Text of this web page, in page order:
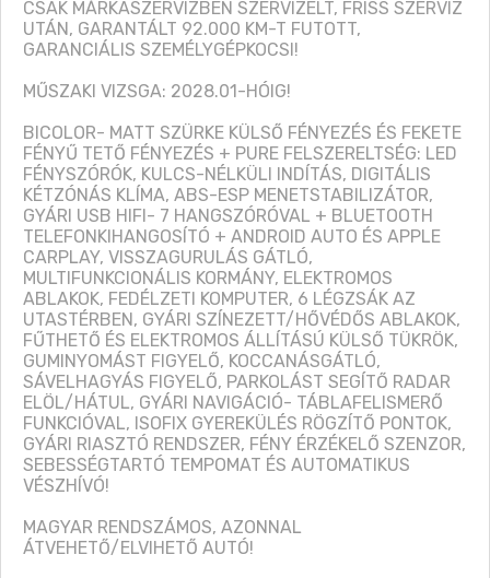
CSAK MÁRKASZERVIZBEN SZERVIZELT, FRISS SZERVIZ
UTÁN, GARANTÁLT 92.000 KM-T FUTOTT,
GARANCIÁLIS SZEMÉLYGÉPKOCSI!
MŰSZAKI VIZSGA: 2028.01-HÓIG!
BICOLOR- MATT SZÜRKE KÜLSŐ FÉNYEZÉS ÉS FEKETE
FÉNYŰ TETŐ FÉNYEZÉS + PURE FELSZERELTSÉG: LED
FÉNYSZÓRÓK, KULCS-NÉLKÜLI INDÍTÁS, DIGITÁLIS
KÉTZÓNÁS KLÍMA, ABS-ESP MENETSTABILIZÁTOR,
GYÁRI USB HIFI- 7 HANGSZÓRÓVAL + BLUETOOTH
TELEFONKIHANGOSÍTÓ + ANDROID AUTO ÉS APPLE
CARPLAY, VISSZAGURULÁS GÁTLÓ,
MULTIFUNKCIONÁLIS KORMÁNY, ELEKTROMOS
ABLAKOK, FEDÉLZETI KOMPUTER, 6 LÉGZSÁK AZ
UTASTÉRBEN, GYÁRI SZÍNEZETT/HŐVÉDŐS ABLAKOK,
FŰTHETŐ ÉS ELEKTROMOS ÁLLÍTÁSÚ KÜLSŐ TÜKRÖK,
GUMINYOMÁST FIGYELŐ, KOCCANÁSGÁTLÓ,
SÁVELHAGYÁS FIGYELŐ, PARKOLÁST SEGÍTŐ RADAR
ELÖL/HÁTUL, GYÁRI NAVIGÁCIÓ- TÁBLAFELISMERŐ
FUNKCIÓVAL, ISOFIX GYEREKÜLÉS RÖGZÍTŐ PONTOK,
GYÁRI RIASZTÓ RENDSZER, FÉNY ÉRZÉKELŐ SZENZOR,
SEBESSÉGTARTÓ TEMPOMAT ÉS AUTOMATIKUS
VÉSZHÍVÓ!
MAGYAR RENDSZÁMOS, AZONNAL
ÁTVEHETŐ/ELVIHETŐ AUTÓ!